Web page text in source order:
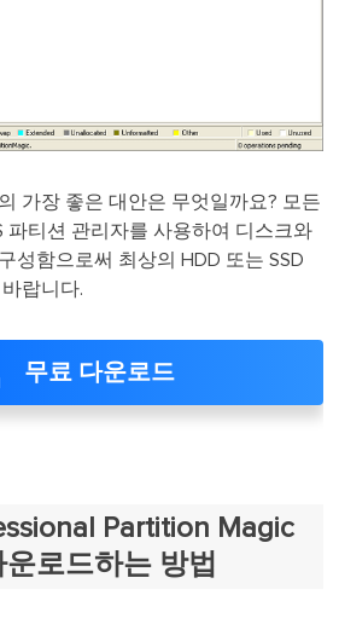
가장 좋은 대안은 무엇일까요? 모든
파티션 관리자를 사용하여 디스크와
성함으로써 최상의 HDD 또는 SSD
랍니다.
무료 다운로드
Partition Magic
로드하는 방법